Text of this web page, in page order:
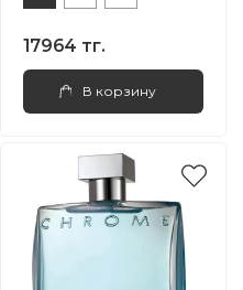
17964 тг.
В корзину